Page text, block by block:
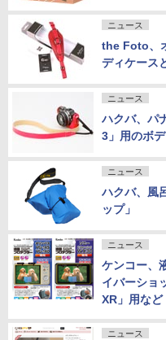
ニュース
the Foto、
ディケース
ニュース
ハクバ、パ
3」用のボ
ニュース
ハクバ、風
ップ」
ニュース
ケンコー、
イバーショ
XR」用など
ニュース